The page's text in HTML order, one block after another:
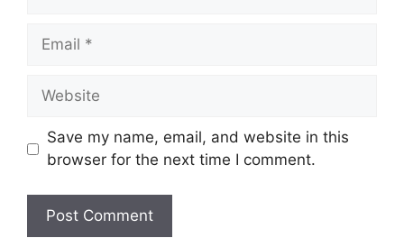
Email
Website
Save my name, email, and website in this
browser for the next time I comment.